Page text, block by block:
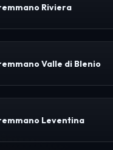
Riviera
Valle di Blenio
Leventina